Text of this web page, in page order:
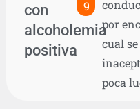
con
alcoholemia
positiva
9
por
cual
poca